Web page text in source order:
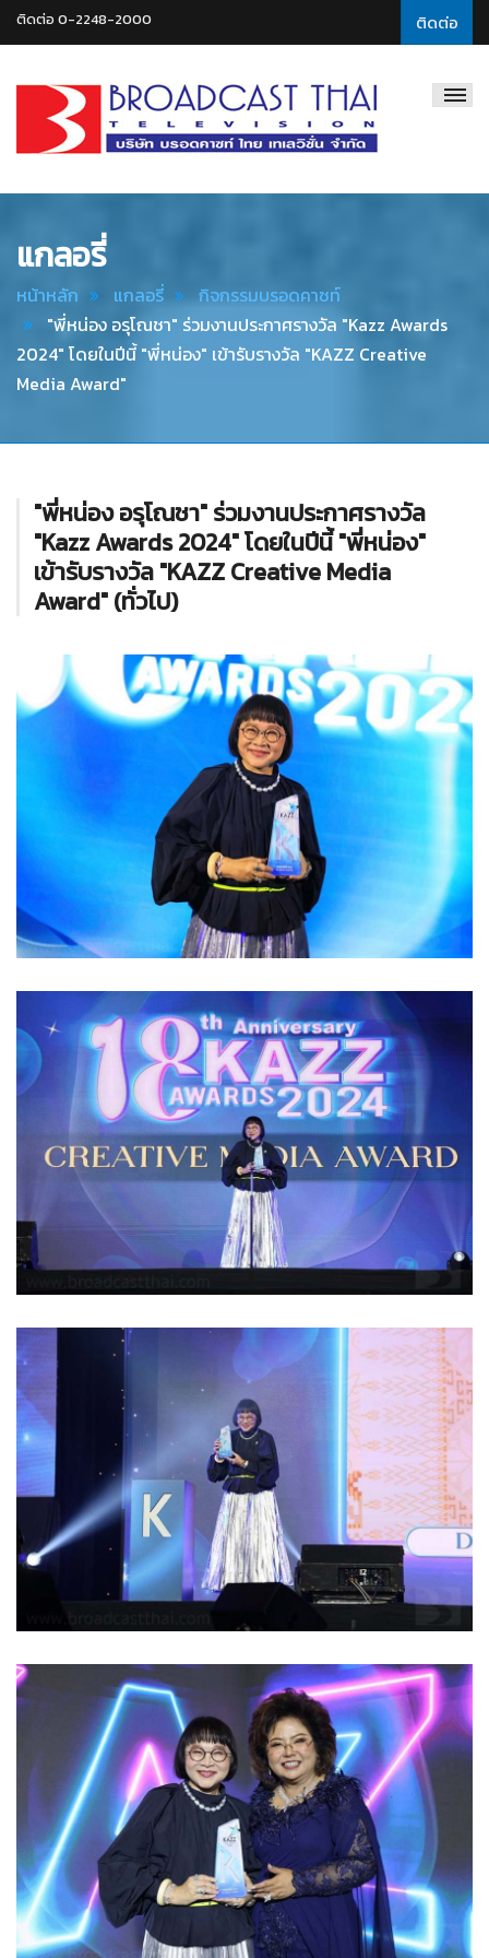
ติดต่อ
ติดต่อ 0-2248-2000
Thai
แกลอรี่
หน้าหลัก แกลอรี่
กิจกรรมบรอดคาซท์
"พี่หน่อง อรุโณชา" ร่วมงานประกาศรางวัล "Kazz Awards
2024" โดยในปีนี้ "พี่หน่อง" เข้ารับรางวัล "KAZZ Creative
Media Award"
"พี่หน่อง อรุโณชา" ร่วมงานประกาศรางวัล
"Kazz Awards 2024" โดยในปีนี้ "พี่หน่อง"
เข้ารับรางวัล "KAZZ Creative Media
Award" (ทั่วไป)